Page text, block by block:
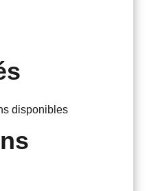
disponibles